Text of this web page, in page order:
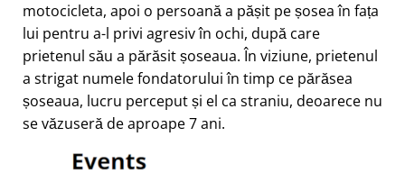
motocicleta, apoi o persoană a pășit pe șosea în fața
lui pentru a-l privi agresiv în ochi, după care
prietenul său a părăsit șoseaua. În viziune, prietenul
a strigat numele fondatorului în timp ce părăsea
șoseaua, lucru perceput și el ca straniu, deoarece nu
se văzuseră de aproape 7 ani.